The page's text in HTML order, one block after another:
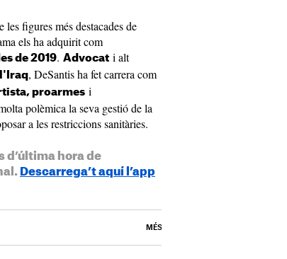
figures més destacades de
els ha adquirit com
de 2019. Advocat i alt
l'Iraq, DeSantis ha fet carrera com
proarmes i
polèmica la seva gestió de la
a les restriccions sanitàries.
d’última hora de
Descarrega’t aquí l’app
MÉS